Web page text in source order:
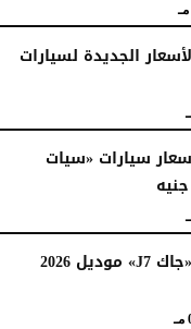
الجديدة لسيارات
سيارات «سيات
ارتفاع أسعار سيارات «جاك J7» موديل 2026